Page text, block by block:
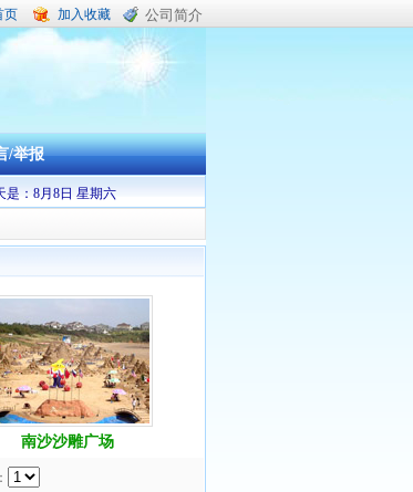
页 加入收藏 公司简介
/举报
企事业单位职工疗休养承办旅行社
是： 8月 8日 星期六
南沙沙雕广场